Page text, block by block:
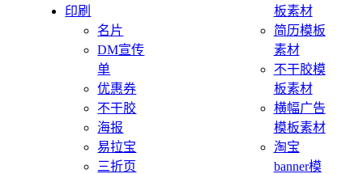
印刷
名片
DM宣传
单
优惠券
不干胶
海报
易拉宝
三折页
板素材
简历模板
素材
不干胶模
板素材
横幅广告
模板素材
淘宝
banner模